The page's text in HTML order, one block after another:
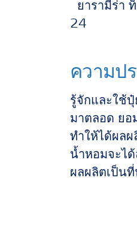
ยารามีร่า
24
ความป
รู้จักและใช้
มาตลอด ยอ
ทำให้ได้ผล
น้ำหอมจะไ
ผลผลิตเป็นที่